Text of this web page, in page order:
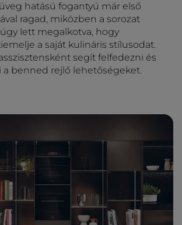
hatású fogantyú már első
ragad, miközben a sorozat
lett megalkotva, hogy
a saját kulináris stílusodat.
segít felfedezni és
benned rejlő lehetőségeket.